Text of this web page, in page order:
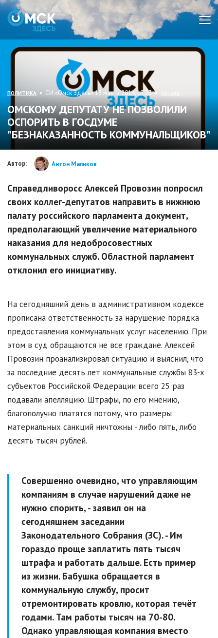
ПОЛИТИКА • СИ «Омск Здесь» 13 марта 2014, 17:23 • печать
ОМСКОМУ ДЕПУТАТУ НЕ ПОЗВОЛИЛИ
ОСПОРИТЬ В ГОСДУМЕ
"БЕЗНАКАЗАННОСТЬ КОММУНАЛЬЩИКОВ"
Автор: Антон Маликов
Справедливоросс Алексей Провозин попросил
своих коллег-депутатов направить в нижнюю
палату российского парламента документ,
предполагающий увеличение материального
наказания для недобросовестных
коммунальных служб. Областной парламент
отклонил его инициативу.
На сегодняшний день в административном кодексе
прописана ответственность за нарушение порядка
предоставления коммунальных услуг населению. При
этом в суд обращаются не все граждане. Алексей
Провозин проанализировал ситуацию и выяснил, что
за последние десять лет коммунальные службы 83-х
субъектов Российской Федерации всего 25 раз
подавали апелляцию. Штрафы, по его мнению,
благополучно платятся потому, что размеры
материальных санкций ничтожны - либо пять, либо
десять тысяч рублей.
Совершенно очевидно, что управляющим
компаниям в случае нарушений даже не
нужно спорить, - заявил он на
сегодняшнем заседании
Законодательного Собрания (ЗС). -Им
гораздо проще заплатить пять тысяч
штрафа и работать дальше. Есть пример
из жизни. Бабушка обращается в
коммунальную службу, просит
отремонтировать кровлю, которая течёт
годами. Там работы тысяч на 70-80.
Однако управляющая компания вместо